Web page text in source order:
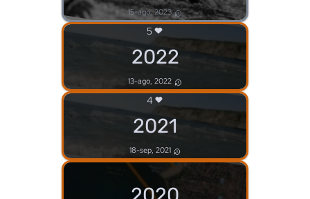
15-ago, 2023
5
2022
13-ago, 2022
4
2021
18-sep, 2021